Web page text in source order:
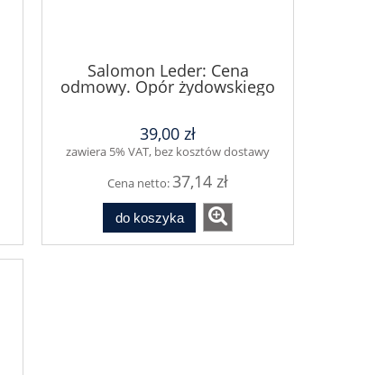
Salomon Leder: Cena
odmowy. Opór żydowskiego
więźnia politycznego wobec
39,00 zł
zawiera 5% VAT, bez kosztów dostawy
Cena netto:37,14 zł
do koszyka